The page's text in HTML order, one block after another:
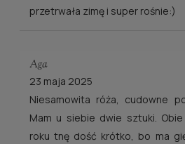
przetrwała zimę i super rośnie:)
Aga
23 maja 2025
Niesamowita róża, cudowne
Mam u siebie dwie sztuki.
roku tnę dość krótko, bo ma